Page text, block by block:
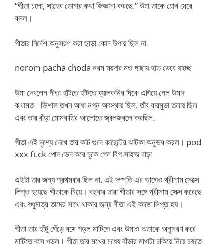
“গীতা চলো, সাহেব তোমার কথা জিজ্ঞাসা করছে.” উমা তাকে চোখ মেরে
বলল।
গীতার নির্দেশ অনুসরণ করা ছাড়া কোন উপায় ছিল না.
norom pacha choda নরম ময়দার মত পাছায় হাত ডেবে যাচ্ছে
উমা দেখলেন গীতা হাঁটতে হাঁটতে ব্যালকনির দিকে এগিয়ে গেল উমার
কথামত। ভিশাল তখন আধা নগ্ন অবস্থায় ছিল. তাঁর বারমুডা তলায় ছিল
এবং তার বাঁড়া মোমবাতির আলোতে জ্বলজ্বলে করছিল.
গীতা এই দৃশ্যে দেখে তার কচি গুদে কারেন্টের ঝাটকা অনুভব করল। pod
xxx fuck পোদ ভেদ করে ঢুকে গেল বিগ সাইজ বাড়া
এইটা তার জন্য প্রথমবার ছিল না. এই দম্পতি এর আগেও থ্রীসাম সেক্সে
লিপ্ত হয়েছে গীতাকে নিয়ে। বহুবার তারা গীতার সঙ্গে থ্রীসাম সেক্স করেছে
এবং শুধুমাত্র তাদের সাথে থাকার জন্য গীতা এই কাজে লিপ্ত হয়।
গীতা তার হাঁটু গেঁড়ে বসে পড়ল মাটিতে এবং উমাও অতাকে অনুসরণ করে
মাটিতে বসে পড়ল। গীতা তার মুখের মধ্যে বাঁড়ার মাথাটা ঢুকিয়ে নিয়ে চুষতে